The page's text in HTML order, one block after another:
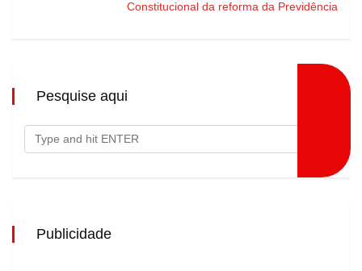
Constitucional da reforma da Previdência
Pesquise aqui
Publicidade